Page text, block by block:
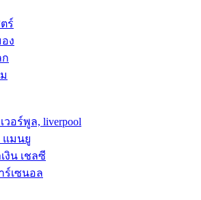
ร์
ง
วอร์พูล, liverpool
แมนยู
งิน เชลซี
เซนอล